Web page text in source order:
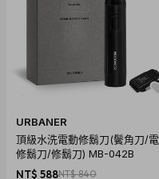
URBANER
頂級水洗電動修鬍刀(鬢角刀/電
修鬍刀/修鬍刀) MB-042B
NT$ 588NT$ 840